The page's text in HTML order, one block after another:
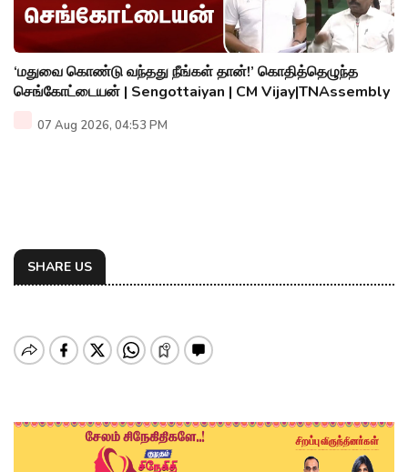
‘மதுவை கொண்டு வந்தது நீங்கள் தான்!’ கொதித்தெழுந்த
செங்கோட்டையன் | Sengottaiyan | CM Vijay|TNAssembly
07 Aug 2026, 04:53 PM
SHARE US